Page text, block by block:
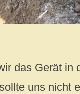
das Gerät in
uns nicht